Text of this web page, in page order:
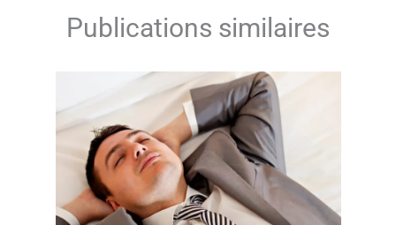
Publications similaires